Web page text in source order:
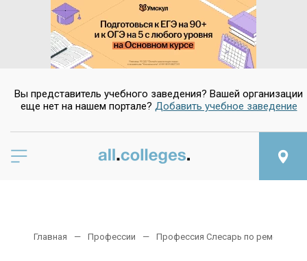
Вы представитель учебного заведения? Вашей организации
еще нет на нашем портале? Добавить учебное заведение
Главная Профессии Профессия Слесарь по ремонту